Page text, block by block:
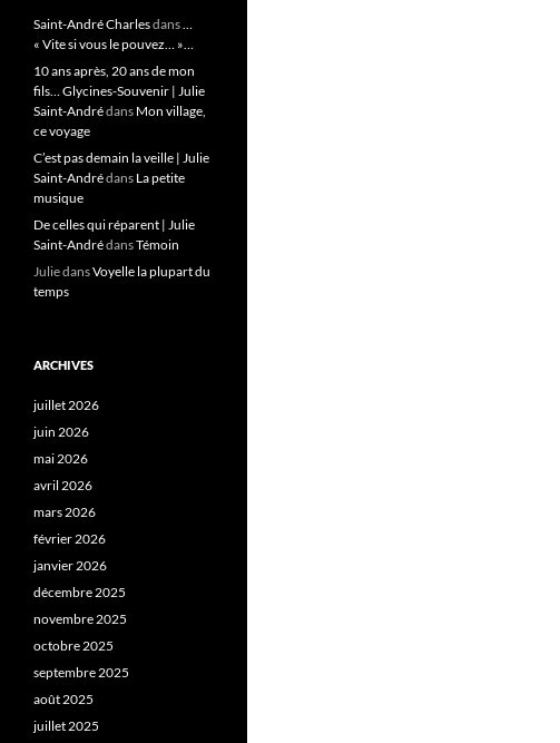
Saint-André Charlesdans…
« Vite si vous le pouvez… »…
10 ans après, 20 ans de mon
fils… Glycines-Souvenir | Julie
Saint-Andrédans Mon village,
ce voyage
C’est pas demain la veille | Julie
Saint-Andrédans La petite
musique
De celles qui réparent | Julie
Saint-AndrédansTémoin
JuliedansVoyelle la plupart du
temps
ARCHIVES
juillet 2026
juin 2026
mai 2026
avril 2026
mars 2026
février 2026
janvier 2026
décembre 2025
novembre 2025
octobre 2025
septembre 2025
août 2025
juillet 2025